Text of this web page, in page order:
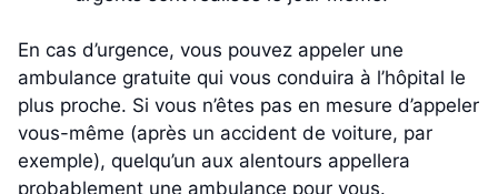
En cas d’urgence, vous pouvez appeler une
ambulance gratuite qui vous conduira à l’hôpital le
plus proche. Si vous n’êtes pas en mesure d’appeler
vous-même (après un accident de voiture, par
exemple), quelqu’un aux alentours appellera
probablement une ambulance pour vous.